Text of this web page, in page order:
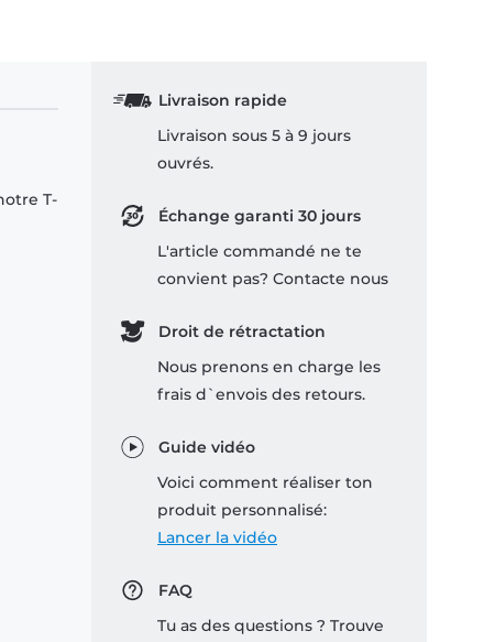
T-
Livraison rapide
Livraison sous 5 à 9 jours
ouvrés.
Échange garanti 30 jours
L'article commandé ne te
convient pas? Contacte nous
Droit de rétractation
Nous prenons en charge les
frais d`envois des retours.
Guide vidéo
Voici comment réaliser ton
produit personnalisé:
Lancer la vidéo
FAQ
Tu as des questions ? Trouve